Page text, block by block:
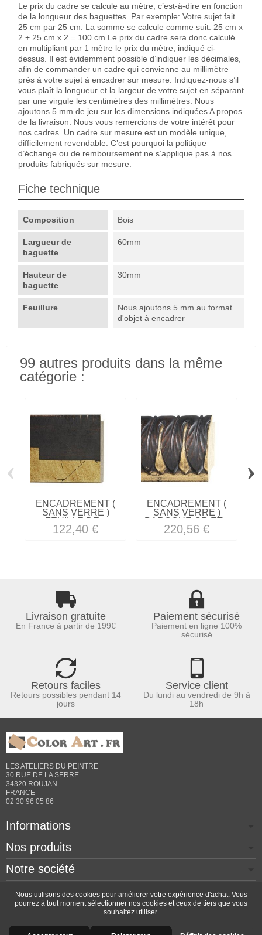
Le prix du cadre se calcule au mètre, c’est-à-dire en fonction
de la longueur des baguettes. Par exemple: Votre sujet fait
25 cm par 25 cm. La somme se calcule comme suit: 25 cm x
2 + 25 cm x 2 = 100 cm Le prix du cadre sera donc calculé
en multipliant par 1 mètre le prix du mètre, indiqué ci-
dessus. Il est évidemment possible d’indiquer les décimales,
afin de commander un cadre qui convienne au millimètre
près à votre sujet à encadrer sur mesure. Indiquez-nous s’il
vous plaît la longueur et la largeur de votre sujet en séparant
par une virgule les centimètres des millimètres. Nous
ajoutons 5 mm de jeu sur les dimensions indiquées A propos
de la livraison: Nous vous remercions de votre intérêt pour
nos cadres. Un cadre sur mesure est un modèle unique,
difficilement revendable. C’est pourquoi la politique
d’échange ou de remboursement ne s’applique pas à nos
produits fabriqués sur mesure.
Fiche technique
Composition Bois
Largueur de
baguette
60mm
Hauteur de
baguette
30mm
Feuillure
Nous ajoutons 5 mm au format
d'objet à encadrer
99 autres produits dans la même
catégorie :
ENCADREMENT (
SANS VERRE )
FEUILLE DE...
122,40 €
ENCADREMENT (
SANS VERRE )
BAROQUE OR ET...
220,56 €
‹ ›
Livraison gratuite
En France à partir de 199€
Paiement sécurisé
Paiement en ligne 100%
sécurisé
Retours faciles
Retours possibles pendant 14
jours
Service client
Du lundi au vendredi de 9h à
18h
LES ATELIERS DU PEINTRE
30 RUE DE LA SERRE
34320 ROUJAN
FRANCE
02 30 96 05 86
Informations
Nos produits
Notre société
Contactez-nous
Copyright © 2026 - Design by Prestacrea - Ecommerce
Nous utilisons des cookies pour améliorer votre expérience d'achat. Vous
pourrez à tout moment sélectionner nos cookies et ceux de tiers que vous
souhaitez utiliser.